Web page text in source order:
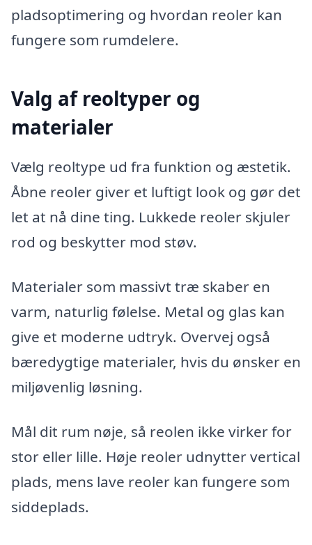
pladsoptimering og hvordan reoler kan
fungere som rumdelere.
Valg af reoltyper og
materialer
Vælg reoltype ud fra funktion og æstetik.
Åbne reoler giver et luftigt look og gør det
let at nå dine ting. Lukkede reoler skjuler
rod og beskytter mod støv.
Materialer som massivt træ skaber en
varm, naturlig følelse. Metal og glas kan
give et moderne udtryk. Overvej også
bæredygtige materialer, hvis du ønsker en
miljøvenlig løsning.
Mål dit rum nøje, så reolen ikke virker for
stor eller lille. Høje reoler udnytter vertical
plads, mens lave reoler kan fungere som
siddeplads.